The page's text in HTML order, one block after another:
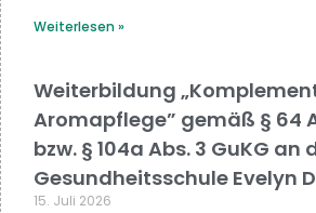
Weiterlesen »
Weiterbildung
Aromapflege” gemäß § 64
bzw. § 104a Abs. 3 GuKG an
Gesundheitsschule Evelyn
15. Juli 2026